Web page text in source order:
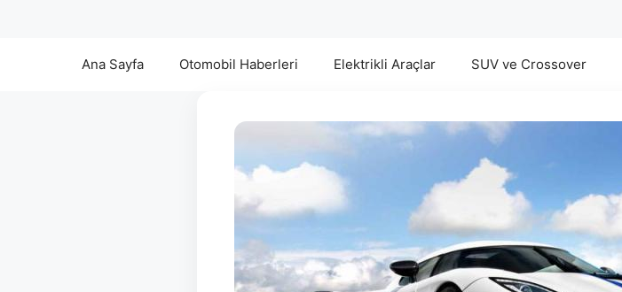
Ana Sayfa Otomobil Haberleri Elektrikli Araçlar SUV ve Crossover